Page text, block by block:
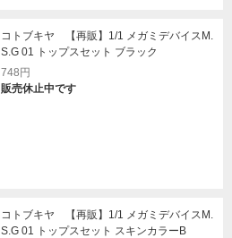
コトブキヤ 【再販】1/1 メガミデバイスM.
S.G 01 トップスセット ブラック
748円
販売休止中です
コトブキヤ 【再販】1/1 メガミデバイスM.
S.G 01 トップスセット スキンカラーB